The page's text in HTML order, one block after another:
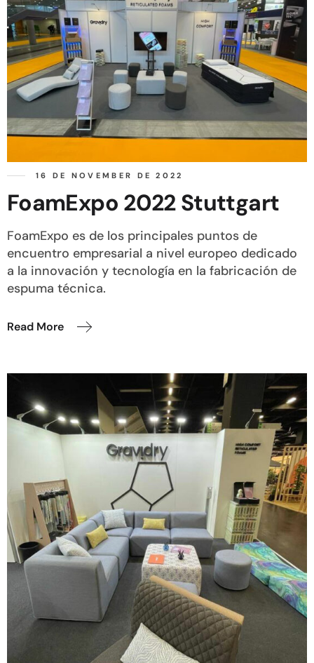
16 DE NOVEMBER DE 2022
FoamExpo 2022 Stuttgart
FoamExpo es de los principales puntos de
encuentro empresarial a nivel europeo dedicado
a la innovación y tecnología en la fabricación de
espuma técnica.
Read More